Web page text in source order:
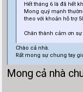
Hết tháng 6 là đã hết
Mong quý mạnh
theo với khoản hỗ trợ
Chân thành cảm ơn
Chào cả nhà.
Rất mong sự chung tay
Mong cả nhà